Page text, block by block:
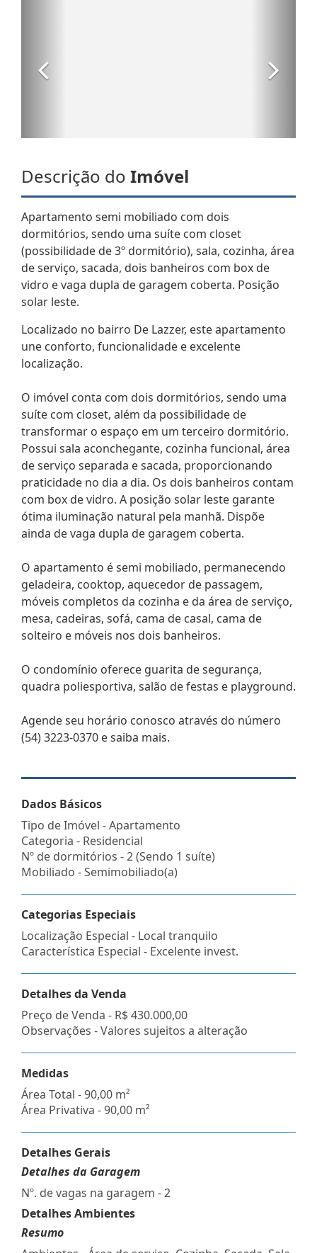
Descrição do Imóvel
Apartamento semi mobiliado com dois
dormitórios, sendo uma suíte com closet
(possibilidade de 3º dormitório), sala, cozinha, área
de serviço, sacada, dois banheiros com box de
vidro e vaga dupla de garagem coberta. Posição
solar leste.
Localizado no bairro De Lazzer, este apartamento
une conforto, funcionalidade e excelente
localização.
O imóvel conta com dois dormitórios, sendo uma
suíte com closet, além da possibilidade de
transformar o espaço em um terceiro dormitório.
Possui sala aconchegante, cozinha funcional, área
de serviço separada e sacada, proporcionando
praticidade no dia a dia. Os dois banheiros contam
com box de vidro. A posição solar leste garante
ótima iluminação natural pela manhã. Dispõe
ainda de vaga dupla de garagem coberta.
O apartamento é semi mobiliado, permanecendo
geladeira, cooktop, aquecedor de passagem,
móveis completos da cozinha e da área de serviço,
mesa, cadeiras, sofá, cama de casal, cama de
solteiro e móveis nos dois banheiros.
O condomínio oferece guarita de segurança,
quadra poliesportiva, salão de festas e playground.
Agende seu horário conosco através do número
(54) 3223-0370 e saiba mais.
Dados Básicos
Tipo de Imóvel - Apartamento
Categoria - Residencial
Nº de dormitórios - 2 (Sendo 1 suíte)
Mobiliado - Semimobiliado(a)
Categorias Especiais
Localização Especial - Local tranquilo
Característica Especial - Excelente invest.
Detalhes da Venda
Preço de Venda - R$ 430.000,00
Observações - Valores sujeitos a alteração
Medidas
Área Total - 90,00 m²
Área Privativa - 90,00 m²
Detalhes Gerais
Detalhes da Garagem
Nº. de vagas na garagem - 2
Detalhes Ambientes
Resumo